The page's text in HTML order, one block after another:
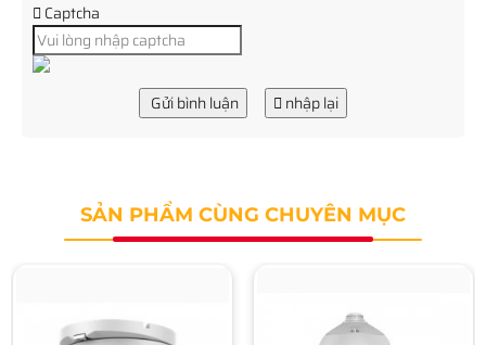
Captcha
Gửi bình luận nhập lại
SẢN PHẨM CÙNG CHUYÊN MỤC